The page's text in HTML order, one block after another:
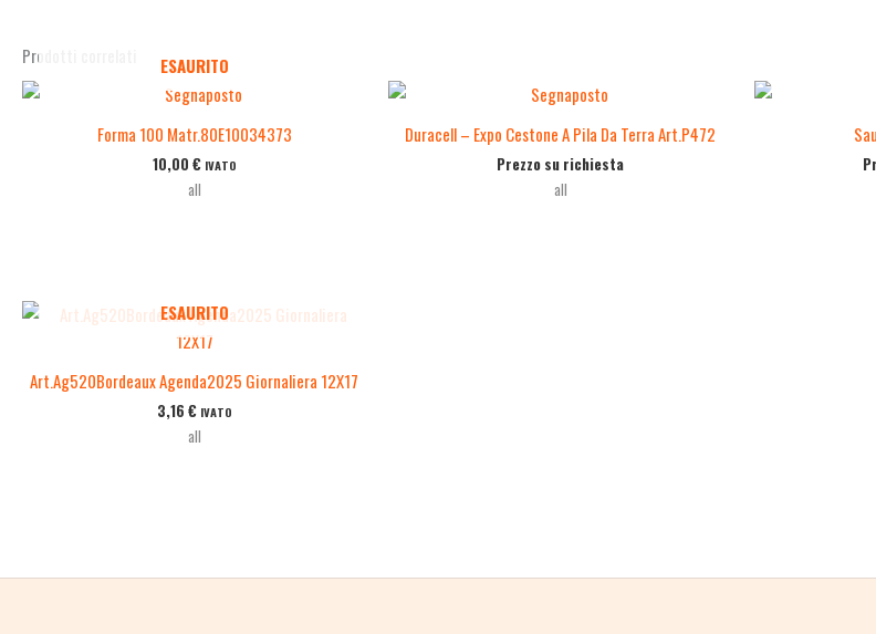
Prodotti correlati ESAURITO
Forma 100 Matr.80E10034373
10,00 € IVATO
all
Duracell – Expo Cestone A Pila Da Terra Art.P472
Prezzo su richiesta
all
ESAURITO
Art.Ag520Bordeaux Agenda2025 Giornaliera 12X17
3,16 € IVATO
all